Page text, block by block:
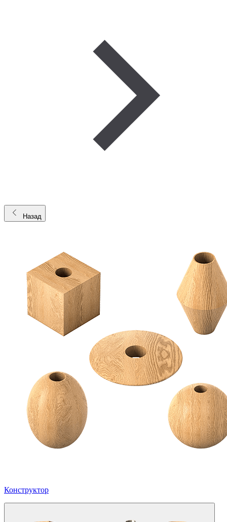
Назад
Конструктор